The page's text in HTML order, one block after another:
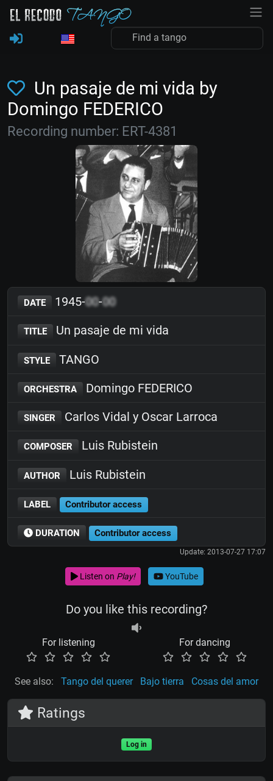
Un pasaje de mi vida by
Domingo FEDERICO
Recording number: ERT-4381
DATE 1945-00-00
TITLE Un pasaje de mi vida
STYLE TANGO
ORCHESTRA Domingo FEDERICO
SINGER Carlos Vidal y Oscar Larroca
COMPOSER Luis Rubistein
AUTHOR Luis Rubistein
LABEL Contributor access
DURATION Contributor access
Update: 2013-07-27 17:07
Listen on Play! YouTube
Do you like this recording?
For listening For dancing
See also: Tango del querer Bajo tierra Cosas del amor
Ratings
Log in